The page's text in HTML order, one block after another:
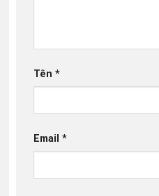
Tên*
Email*